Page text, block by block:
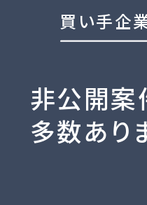
買い手企
非公開案
多数あり